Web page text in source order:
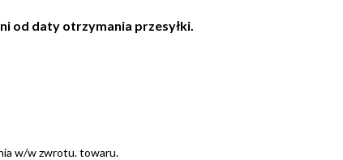
od daty otrzymania przesyłki.
w/w zwrotu. towaru.